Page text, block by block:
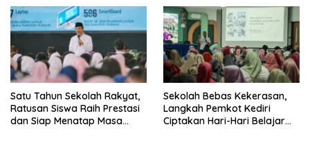
Satu Tahun Sekolah Rakyat,
Ratusan Siswa Raih Prestasi
dan Siap Menatap Masa
Sekolah Bebas Kekerasan,
Langkah Pemkot Kediri
Ciptakan Hari-Hari Belajar